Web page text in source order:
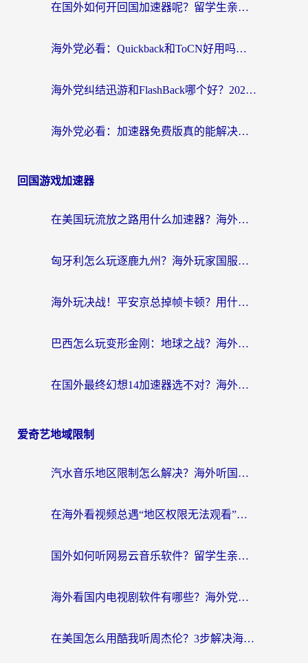
在国外如何开回国加速器呢？留学生亲测的无缝访问国内资源指南
海外党必看：Quickback和ToCN好用吗？3分钟选对回国加速器的实用指南
海外党纠结迅游和FlashBack哪个好？2026实用指南教你选对回国加速器
海外党必看：加速器免费版真的能解决回国访问难题吗？附实用选择指南
回国游戏加速器
在美国玩流放之路用什么加速器？海外党国服游戏不卡顿的终极攻略
匈牙利怎么玩逐鹿九州？海外玩家国服游戏加速器终极指南（附永劫无间荣耀新三国解决方案）
海外玩决战！平安京总掉帧卡顿？用什么加速器比较好？实测指南来了
巴西怎么玩变形金刚：地球之战？海外玩家国服游戏加速终极指南（附新诛仙延迟密室逃脱18解决办法）
在国外最终幻想14加速器选不对？海外玩家的国服游戏加速避坑指南
爱奇艺地域限制
汽水音乐地区限制怎么解决？海外听国内音乐的实用指南来了
在海外看视频总遇“地区权限无法观看”？这篇攻略帮你轻松解锁国内影视动漫
国外如何听网易云音乐软件？留学生亲测有效的回国加速方案
海外看国内电视剧软件有哪些？海外党专属追剧指南来了
在美国怎么用酷我听周杰伦？3步解决海外听歌地域限制，附QQ音乐网易云通用技巧